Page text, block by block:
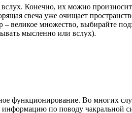
Конечно, их можно
свеча уже очищает
великое множество, выбирайте
мысленно или вслух).
функционирование. Во многих
информацию по поводу